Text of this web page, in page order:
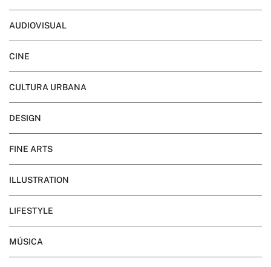
AUDIOVISUAL
CINE
CULTURA URBANA
DESIGN
FINE ARTS
ILLUSTRATION
LIFESTYLE
MÚSICA